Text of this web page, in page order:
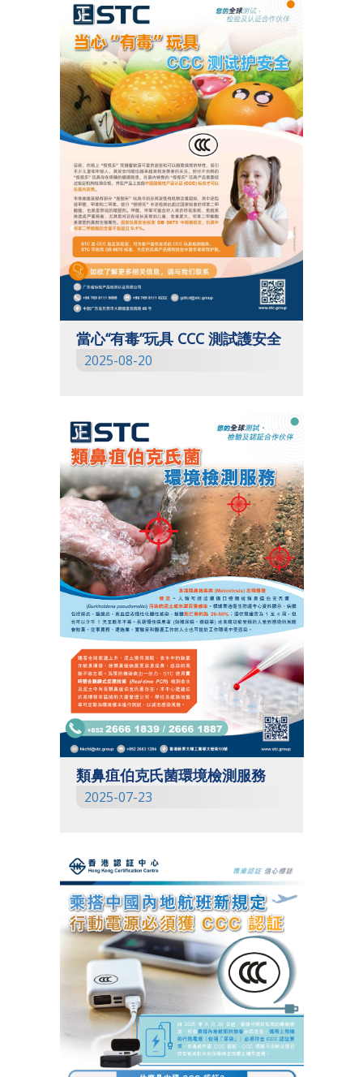
當心“有毒”玩具 CCC 測試護安全
2025-08-20
類鼻疽伯克氏菌環境檢測服務
2025-07-23